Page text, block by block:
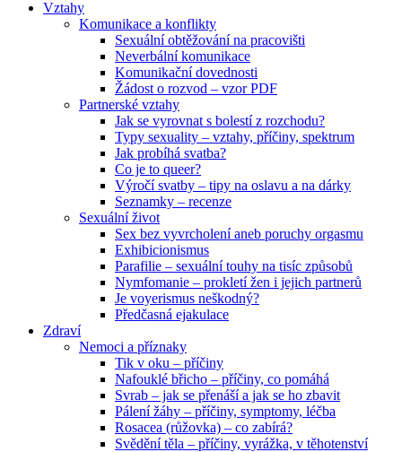
Vztahy
Komunikace a konflikty
Sexuální obtěžování na pracovišti
Neverbální komunikace
Komunikační dovednosti
Žádost o rozvod – vzor PDF
Partnerské vztahy
Jak se vyrovnat s bolestí z rozchodu?
Typy sexuality – vztahy, příčiny, spektrum
Jak probíhá svatba?
Co je to queer?
Výročí svatby – tipy na oslavu a na dárky
Seznamky – recenze
Sexuální život
Sex bez vyvrcholení aneb poruchy orgasmu
Exhibicionismus
Parafilie – sexuální touhy na tisíc způsobů
Nymfomanie – prokletí žen i jejich partnerů
Je voyerismus neškodný?
Předčasná ejakulace
Zdraví
Nemoci a příznaky
Tik v oku – příčiny
Nafouklé břicho – příčiny, co pomáhá
Svrab – jak se přenáší a jak se ho zbavit
Pálení žáhy – příčiny, symptomy, léčba
Rosacea (růžovka) – co zabírá?
Svědění těla – příčiny, vyrážka, v těhotenství